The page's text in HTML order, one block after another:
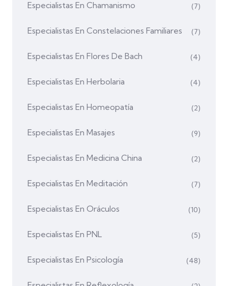
Especialistas En Chamanismo (7)
Especialistas En Constelaciones Familiares (7)
Especialistas En Flores De Bach (4)
Especialistas En Herbolaria (4)
Especialistas En Homeopatía (2)
Especialistas En Masajes (9)
Especialistas En Medicina China (2)
Especialistas En Meditación (7)
Especialistas En Oráculos (10)
Especialistas En PNL (5)
Especialistas En Psicología (48)